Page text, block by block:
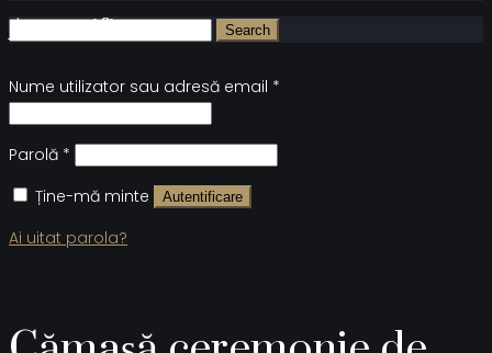
Autentificare
Nume utilizator sau adresă email *
Parolă *
Ține-mă minte
Autentificare
Ai uitat parola?